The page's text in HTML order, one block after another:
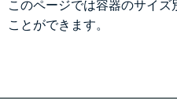
このページでは容器のサイ
ことができます。